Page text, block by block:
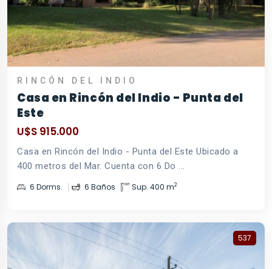
RINCÓN DEL INDIO
Casa en Rincón del Indio - Punta del
Este
U$S 915.000
Casa en Rincón del Indio - Punta del Este Ubicado a
400 metros del Mar. Cuenta con 6 Do ...
6 Dorms. 6 Baños Sup. 400 m2
537